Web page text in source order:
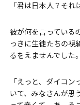
「君は日本人？それ
彼が何を言っている
っきに生徒たちの視
るをえませんでした。
「えっと、ダイコ
いて、みなさんが思